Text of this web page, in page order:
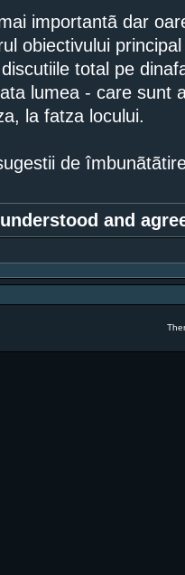
importantã dar
obiectivului
total pe
lumea - care sunt
la fatza locului.
de
and